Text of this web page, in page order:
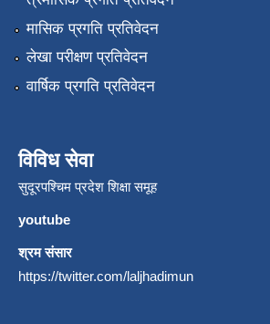
मासिक प्रगति प्रतिवेदन
लेखा परीक्षण प्रतिवेदन
वार्षिक प्रगति प्रतिवेदन
विविध सेवा
सुदूरपश्चिम प्रदेश शिक्षा समूह
youtube
श्रम संसार
https://twitter.com/laljhadimun